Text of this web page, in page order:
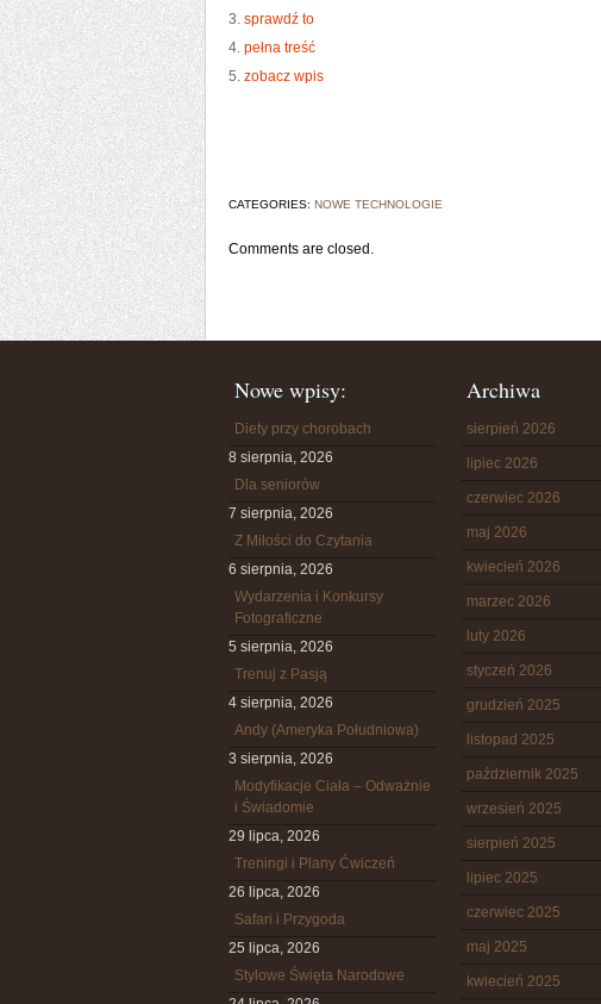
3. sprawdź to
4. pełna treść
5. zobacz wpis
CATEGORIES: NOWE TECHNOLOGIE
Comments are closed.
Nowe wpisy:
Diety przy chorobach
8 sierpnia, 2026
Dla seniorów
7 sierpnia, 2026
Z Miłości do Czytania
6 sierpnia, 2026
Wydarzenia i Konkursy
Fotograficzne
5 sierpnia, 2026
Trenuj z Pasją
4 sierpnia, 2026
Andy (Ameryka Południowa)
3 sierpnia, 2026
Modyfikacje Ciała – Odważnie
i Świadomie
29 lipca, 2026
Treningi i Plany Ćwiczeń
26 lipca, 2026
Safari i Przygoda
25 lipca, 2026
Stylowe Święta Narodowe
Archiwa
sierpień 2026
lipiec 2026
czerwiec 2026
maj 2026
kwiecień 2026
marzec 2026
luty 2026
styczeń 2026
grudzień 2025
listopad 2025
październik 2025
wrzesień 2025
sierpień 2025
lipiec 2025
czerwiec 2025
maj 2025
kwiecień 2025